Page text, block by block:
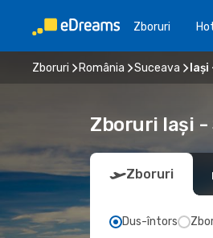
Zboruri
Zboruri România Suceava
Zboruri Iași -
Zboruri
Dus-întors